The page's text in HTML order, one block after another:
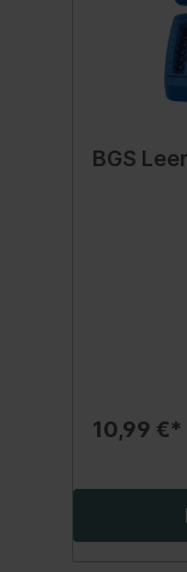
BGS
10,99 €*